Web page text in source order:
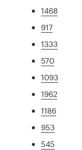
1468
917
1333
570
1093
1962
1186
953
545